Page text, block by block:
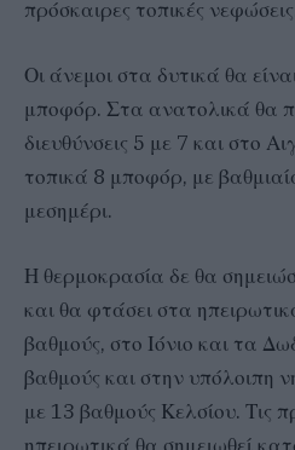
πρόσκαιρες τοπικές
Οι άνεμοι στα δυτικά θα
μποφόρ. Στα ανατολικά θα
διευθύνσεις 5 με 7 και στο
τοπικά 8 μποφόρ, με
μεσημέρι.
Η θερμοκρασία δε θα
και θα φτάσει στα
βαθμούς, στο Ιόνιο και τα
βαθμούς και στην υπόλοιπη
με 13 βαθμούς Κελσίου. Τις